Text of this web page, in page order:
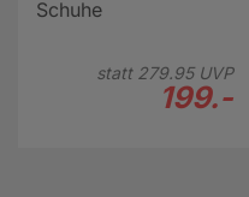
Schuhe
statt 279.95UVP
199.-